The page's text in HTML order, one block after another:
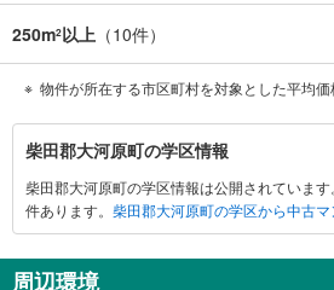
250m2以上 （10件）
物件が所在する市区町村を対象とした平均価
柴
田
郡
大
原
柴田郡大河原町の学区情報
柴田郡大河原町の学区情報は公開されていま
件あります。 柴田郡大河原町の学区から中古
周辺環境